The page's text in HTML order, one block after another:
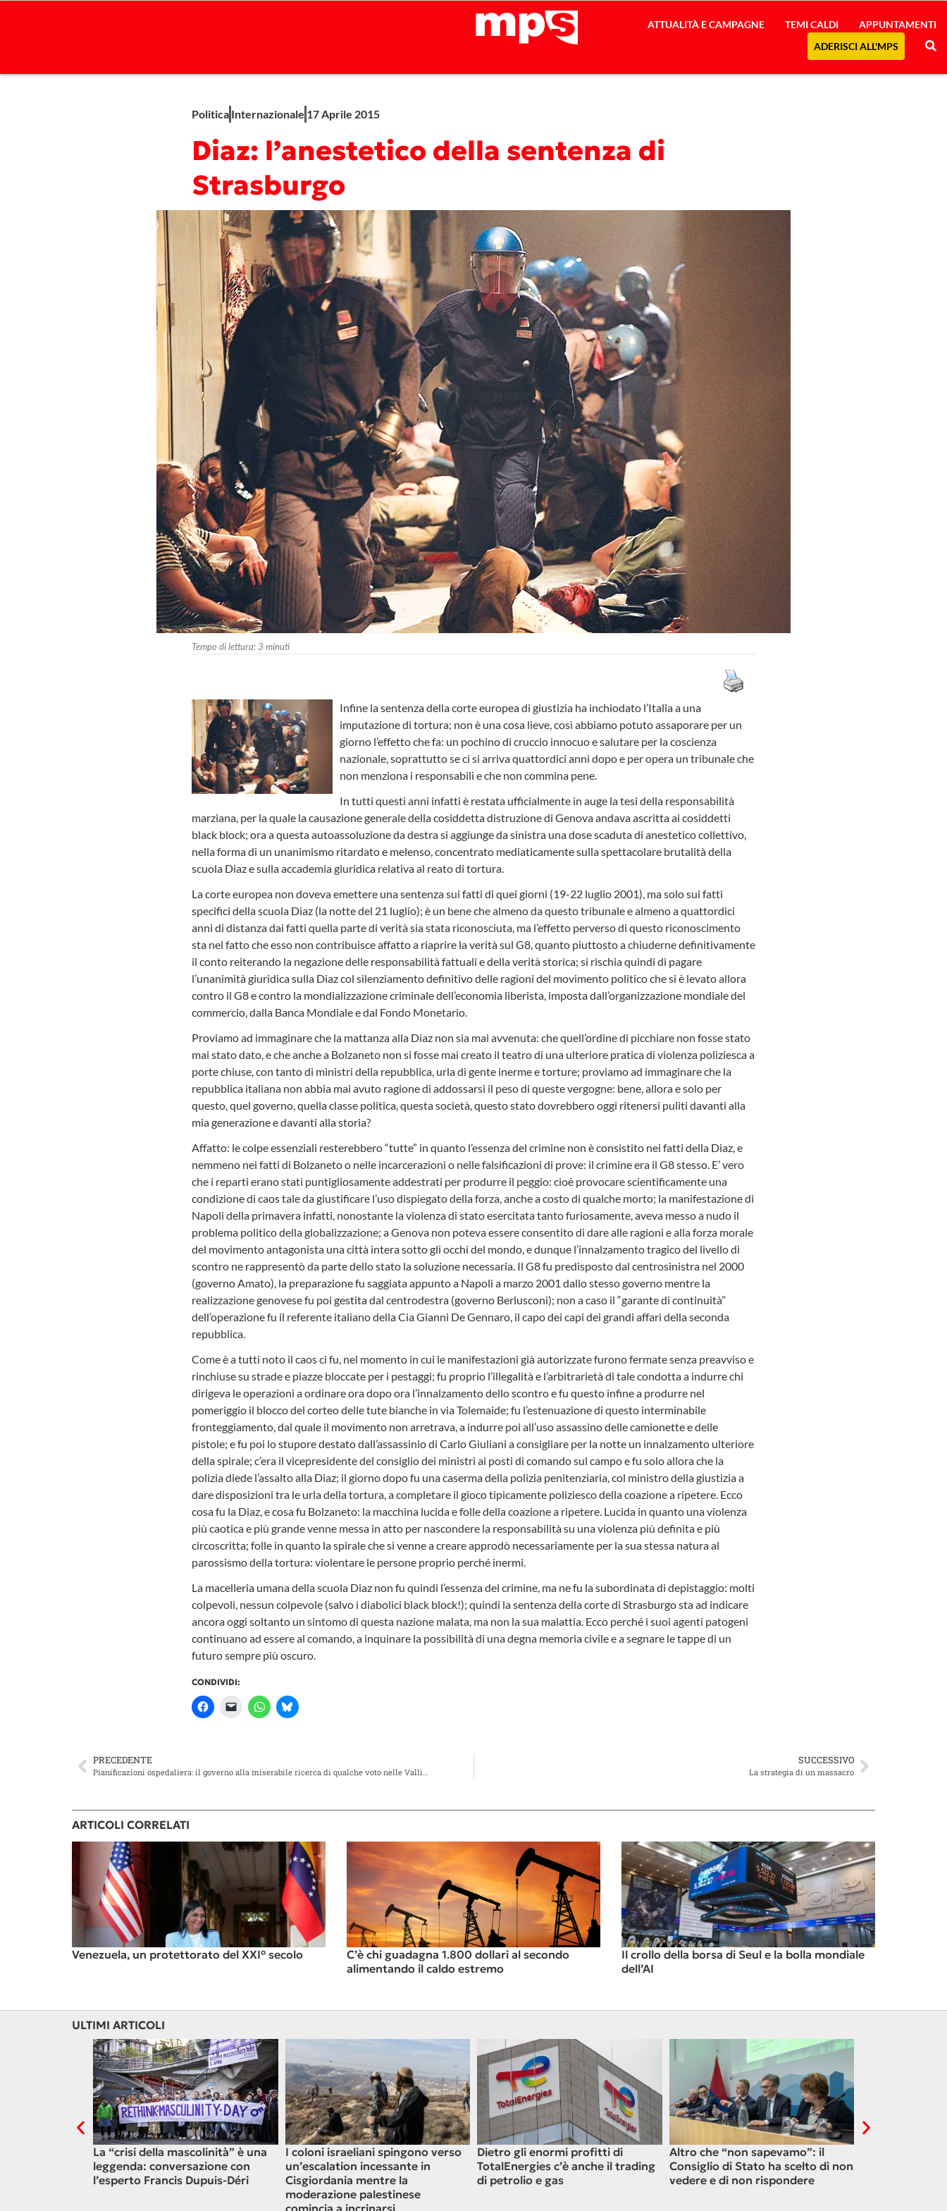
ATTUALITÀ E CAMPAGNE TEMI CALDI
APPUNTAMENTI
ADERISCI ALL'MPS
Politica Internazionale 17 Aprile 2015
Diaz: l’anestetico della sentenza di
Strasburgo
Tempo di lettura:3 minuti
Infine la sentenza della corte europea di giustizia ha inchiodato l’Italia a una
imputazione di tortura; non è una cosa lieve, così abbiamo potuto assaporare per un
giorno l’effetto che fa: un pochino di cruccio innocuo e salutare per la coscienza
nazionale, soprattutto se ci si arriva quattordici anni dopo e per opera un tribunale che
non menziona i responsabili e che non commina pene.
In tutti questi anni infatti è restata ufficialmente in auge la tesi della responsabilità
marziana, per la quale la causazione generale della cosiddetta distruzione di Genova andava ascritta ai cosiddetti
black block; ora a questa autoassoluzione da destra si aggiunge da sinistra una dose scaduta di anestetico collettivo,
nella forma di un unanimismo ritardato e melenso, concentrato mediaticamente sulla spettacolare brutalità della
scuola Diaz e sulla accademia giuridica relativa al reato di tortura.
La corte europea non doveva emettere una sentenza sui fatti di quei giorni (19-22 luglio 2001), ma solo sui fatti
specifici della scuola Diaz (la notte del 21 luglio); è un bene che almeno da questo tribunale e almeno a quattordici
anni di distanza dai fatti quella parte di verità sia stata riconosciuta, ma l’effetto perverso di questo riconoscimento
sta nel fatto che esso non contribuisce affatto a riaprire la verità sul G8, quanto piuttosto a chiuderne definitivamente
il conto reiterando la negazione delle responsabilità fattuali e della verità storica; si rischia quindi di pagare
l’unanimità giuridica sulla Diaz col silenziamento definitivo delle ragioni del movimento politico che si è levato allora
contro il G8 e contro la mondializzazione criminale dell’economia liberista, imposta dall’organizzazione mondiale del
commercio, dalla Banca Mondiale e dal Fondo Monetario.
Proviamo ad immaginare che la mattanza alla Diaz non sia mai avvenuta: che quell’ordine di picchiare non fosse stato
mai stato dato, e che anche a Bolzaneto non si fosse mai creato il teatro di una ulteriore pratica di violenza poliziesca a
porte chiuse, con tanto di ministri della repubblica, urla di gente inerme e torture; proviamo ad immaginare che la
repubblica italiana non abbia mai avuto ragione di addossarsi il peso di queste vergogne: bene, allora e solo per
questo, quel governo, quella classe politica, questa società, questo stato dovrebbero oggi ritenersi puliti davanti alla
mia generazione e davanti alla storia?
Affatto: le colpe essenziali resterebbero “tutte” in quanto l’essenza del crimine non è consistito nei fatti della Diaz, e
nemmeno nei fatti di Bolzaneto o nelle incarcerazioni o nelle falsificazioni di prove: il crimine era il G8 stesso. E’ vero
che i reparti erano stati puntigliosamente addestrati per produrre il peggio: cioè provocare scientificamente una
condizione di caos tale da giustificare l’uso dispiegato della forza, anche a costo di qualche morto; la manifestazione di
Napoli della primavera infatti, nonostante la violenza di stato esercitata tanto furiosamente, aveva messo a nudo il
problema politico della globalizzazione; a Genova non poteva essere consentito di dare alle ragioni e alla forza morale
del movimento antagonista una città intera sotto gli occhi del mondo, e dunque l’innalzamento tragico del livello di
scontro ne rappresentò da parte dello stato la soluzione necessaria. Il G8 fu predisposto dal centrosinistra nel 2000
(governo Amato), la preparazione fu saggiata appunto a Napoli a marzo 2001 dallo stesso governo mentre la
realizzazione genovese fu poi gestita dal centrodestra (governo Berlusconi); non a caso il “garante di continuità”
dell’operazione fu il referente italiano della Cia Gianni De Gennaro, il capo dei capi dei grandi affari della seconda
repubblica.
Come è a tutti noto il caos ci fu, nel momento in cui le manifestazioni già autorizzate furono fermate senza preavviso e
rinchiuse su strade e piazze bloccate per i pestaggi; fu proprio l’illegalità e l’arbitrarietà di tale condotta a indurre chi
dirigeva le operazioni a ordinare ora dopo ora l’innalzamento dello scontro e fu questo infine a produrre nel
pomeriggio il blocco del corteo delle tute bianche in via Tolemaide; fu l’estenuazione di questo interminabile
fronteggiamento, dal quale il movimento non arretrava, a indurre poi all’uso assassino delle camionette e delle
pistole; e fu poi lo stupore destato dall’assassinio di Carlo Giuliani a consigliare per la notte un innalzamento ulteriore
della spirale; c’era il vicepresidente del consiglio dei ministri ai posti di comando sul campo e fu solo allora che la
polizia diede l’assalto alla Diaz; il giorno dopo fu una caserma della polizia penitenziaria, col ministro della giustizia a
dare disposizioni tra le urla della tortura, a completare il gioco tipicamente poliziesco della coazione a ripetere. Ecco
cosa fu la Diaz, e cosa fu Bolzaneto: la macchina lucida e folle della coazione a ripetere. Lucida in quanto una violenza
più caotica e più grande venne messa in atto per nascondere la responsabilità su una violenza più definita e più
circoscritta; folle in quanto la spirale che si venne a creare approdò necessariamente per la sua stessa natura al
parossismo della tortura: violentare le persone proprio perché inermi.
La macelleria umana della scuola Diaz non fu quindi l’essenza del crimine, ma ne fu la subordinata di depistaggio: molti
colpevoli, nessun colpevole (salvo i diabolici black block!); quindi la sentenza della corte di Strasburgo sta ad indicare
ancora oggi soltanto un sintomo di questa nazione malata, ma non la sua malattia. Ecco perché i suoi agenti patogeni
continuano ad essere al comando, a inquinare la possibilità di una degna memoria civile e a segnare le tappe di un
futuro sempre più oscuro.
CONDIVIDI:
PRECEDENTE
Pianificazioni ospedaliera: il governo alla miserabile ricerca di qualche voto nelle Valli…
SUCCESSIVO
La strategia di un massacro
ARTICOLI CORRELATI
Venezuela, un protettorato del XXI° secolo
C’è chi guadagna 1.800 dollari al secondo
alimentando il caldo estremo
Il crollo della borsa di Seul e la bolla mondiale
dell’AI
ULTIMI ARTICOLI
La “crisi della mascolinità” è una
leggenda: conversazione con
l’esperto Francis Dupuis-Déri
I coloni israeliani spingono verso
un’escalation incessante in
Cisgiordania mentre la
moderazione palestinese
Dietro gli enormi profitti di
TotalEnergies c’è anche il trading
di petrolio e gas
Altro che “non sapevamo”: il
Consiglio di Stato ha scelto di non
vedere e di non rispondere